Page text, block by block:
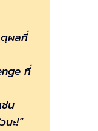
ตุผลที่
ที่
น
นะ!”